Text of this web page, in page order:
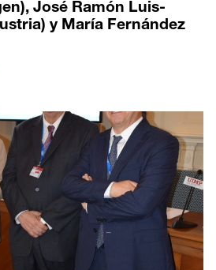
José Ramón Luis-
y María Fernández